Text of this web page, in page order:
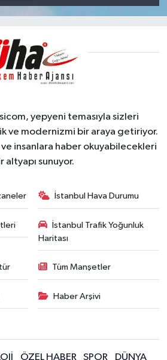
yepyeni temasıyla sizleri
ve modernizmi bir araya getiriyor.
ve insanlara haber okuyabilecekleri
altyapı sunuyor.
İstanbul Hava Durumu
İstanbul Trafik Yoğunluk
Haritası
Tüm Manşetler
Haber Arşivi
ÖZEL HABER SPOR DÜNYA